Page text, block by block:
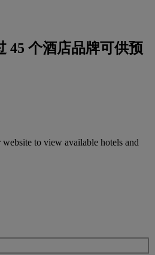
45 个酒店品牌可供预
to view available hotels and